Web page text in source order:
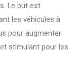
Le but est
les véhicules à
pour augmenter
stimulant pour les